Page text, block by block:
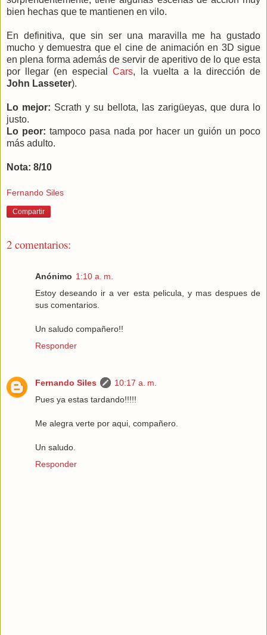
bien hechas que te mantienen en vilo.
En definitiva, que sin ser una maravilla me ha gustado
mucho y demuestra que el cine de animación en 3D sigue
en plena forma además de servir de aperitivo de lo que esta
por llegar (en especialCars, la vuelta a la dirección de
John Lasseter).
Lo mejor: Scrath y su bellota, las zarigüeyas, que dura lo
justo.
Lo peor: tampoco pasa nada por hacer un guión un poco
más adulto.
Nota: 8/10
Fernando Siles
Compartir
2 comentarios:
Anónimo 1:10 a. m.
Estoy deseando ir a ver esta pelicula, y mas despues de
sus comentarios.
Un saludo compañero!!
Responder
Fernando Siles
10:17 a. m.
Pues ya estas tardando!!!!!
Me alegra verte por aqui, compañero.
Un saludo.
Responder